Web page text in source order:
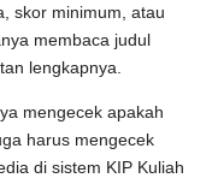
skor minimum, atau
membaca judul
lengkapnya.
mengecek apakah
harus mengecek
di sistem KIP Kuliah